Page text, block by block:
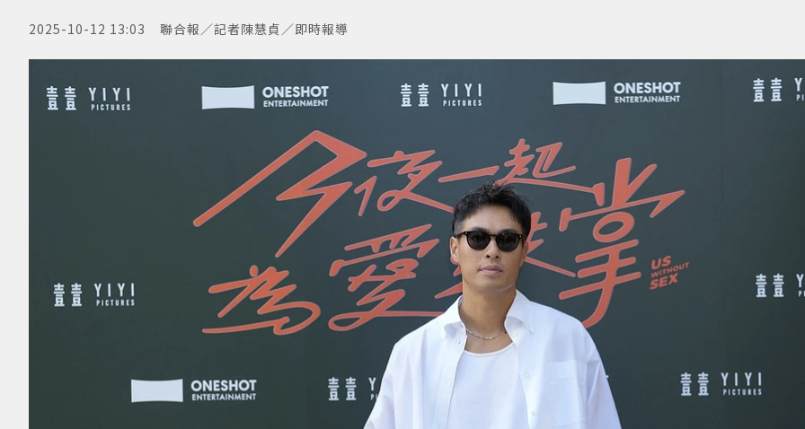
2025-10-12 13:03 聯合報／記者陳慧貞／即時報導